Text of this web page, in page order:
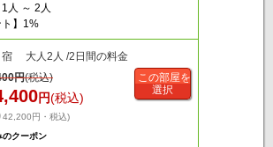
1人 ～ 2人
ト】1%
宿 大人2人 /2日間の料金
円(税込)
円(税込)
42,200円・税込)
のクーポン
この部屋を
選択